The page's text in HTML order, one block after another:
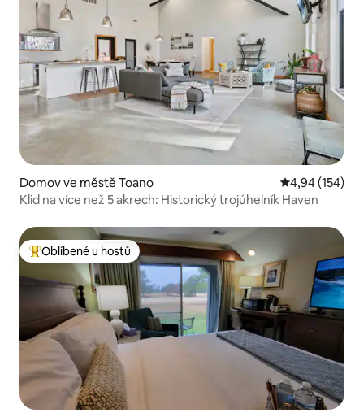
Domov ve městě Toano Průměrné
4,94 (154)
Klid na více než 5 akrech: Historický trojúhelník Haven
Nejlepší v kategorii Oblíbené u hostů
Oblíbené u hostů